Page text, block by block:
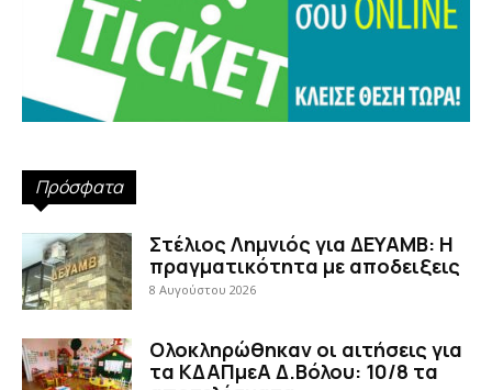
Πρόσφατα
Στέλιος Λημνιός για ΔΕΥΑΜΒ: Η
πραγματικότητα με αποδειξεις
8 Αυγούστου 2026
Ολοκληρώθηκαν οι αιτήσεις για
τα ΚΔΑΠμεΑ Δ.Βόλου: 10/8 τα